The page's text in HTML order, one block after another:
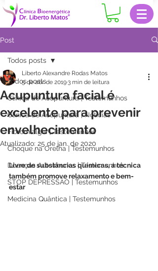
Post
Todos posts
Clinica de Acupuntura | Testemunhos
Clinica de Acupuntura | Notícias
Fibromialgia | Testemunhos
Choque na Orelha | Testemunhos
Doenças Autoimunes | Testemunhos
STOP DEPRESSÃO | Testemunhos
Medicina Quântica | Testemunhos
Todos posts
Acupuntura facial é
excelente para prevenir
envelhecimento
Liberto Alexandre Rodas Matos
5 de abr. de 20193 min de leitura
Atualizado: 25 de jan. de 2020
Livre de substâncias químicas, a técnica
também promove relaxamento e bem-
estar